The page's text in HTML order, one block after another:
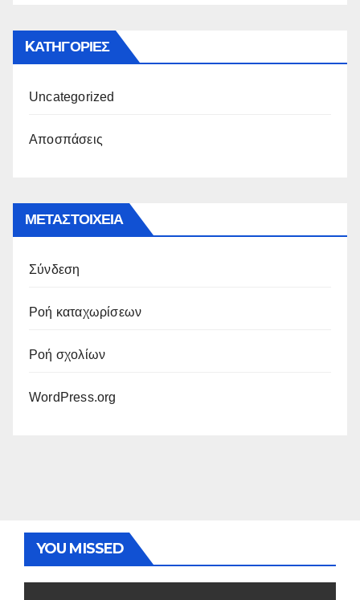
KΑΤΗΓΟΡΊΕΣ
Uncategorized
Αποσπάσεις
ΜΕΤΑΣΤΟΙΧΕΊΑ
Σύνδεση
Ροή καταχωρίσεων
Ροή σχολίων
WordPress.org
YOU MISSED